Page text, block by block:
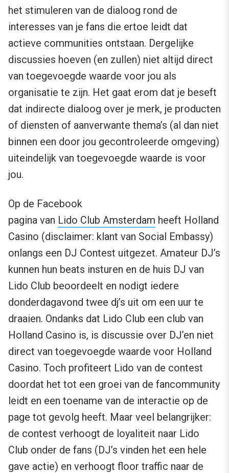
het stimuleren van de dialoog rond de
interesses van je fans die ertoe leidt dat
actieve communities ontstaan. Dergelijke
discussies hoeven (en zullen) niet altijd direct
van toegevoegde waarde voor jou als
organisatie te zijn. Het gaat erom dat je beseft
dat indirecte dialoog over je merk, je producten
of diensten of aanverwante thema’s (al dan niet
binnen een door jou gecontroleerde omgeving)
uiteindelijk van toegevoegde waarde is voor
jou.
Op de Facebook
pagina van Lido Club Amsterdam heeft Holland
Casino (disclaimer: klant van Social Embassy)
onlangs een DJ Contest uitgezet. Amateur DJ’s
kunnen hun beats insturen en de huis DJ van
Lido Club beoordeelt en nodigt iedere
donderdagavond twee dj’s uit om een uur te
draaien. Ondanks dat Lido Club een club van
Holland Casino is, is discussie over DJ’en niet
direct van toegevoegde waarde voor Holland
Casino. Toch profiteert Lido van de contest
doordat het tot een groei van de fancommunity
leidt en een toename van de interactie op de
page tot gevolg heeft. Maar veel belangrijker:
de contest verhoogt de loyaliteit naar Lido
Club onder de fans (DJ’s vinden het een hele
gave actie) en verhoogt floor traffic naar de